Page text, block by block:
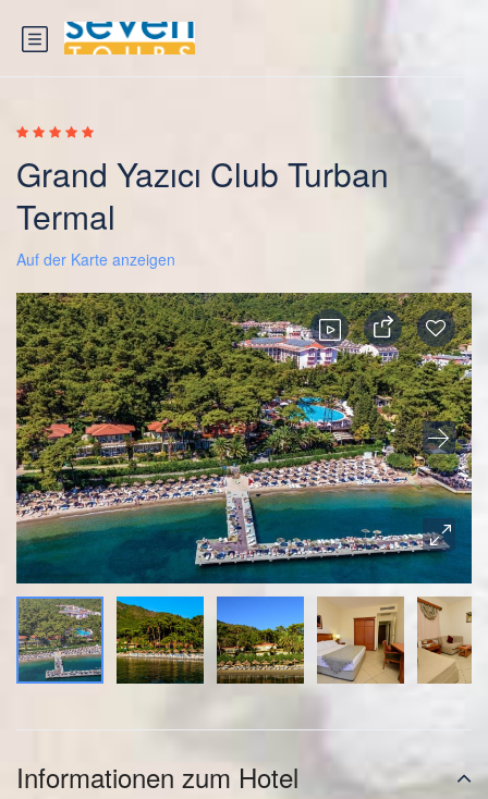
Grand Yazıcı Club Turban
Termal
Auf der Karte anzeigen
Informationen zum Hotel